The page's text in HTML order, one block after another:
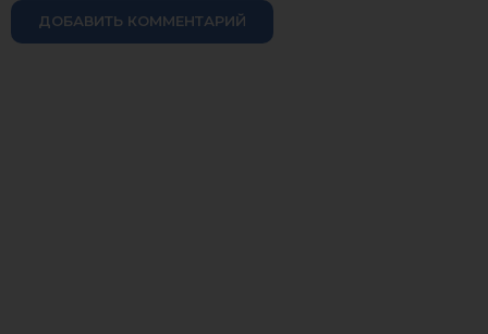
ДОБАВИТЬ КОММЕНТАРИЙ